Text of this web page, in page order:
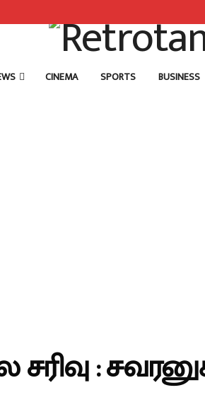
CINEMA SPORTS BUSINESS
: